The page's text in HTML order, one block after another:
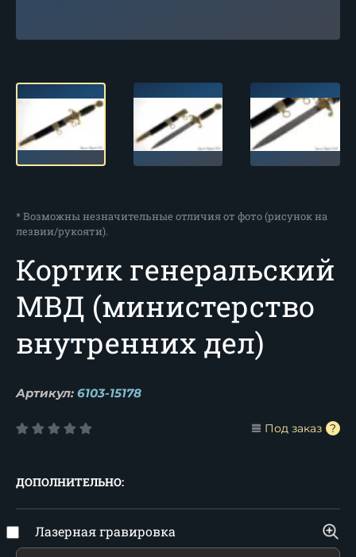
* Возможны незначительные отличия от фото (рисунок на
лезвии/рукояти).
Кортик генеральский
МВД (министерство
внутренних дел)
Артикул: 6103-15178
Под заказ
ДОПОЛНИТЕЛЬНО:
Лазерная гравировка